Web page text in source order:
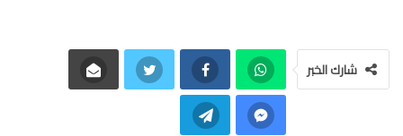
شارك الخبر